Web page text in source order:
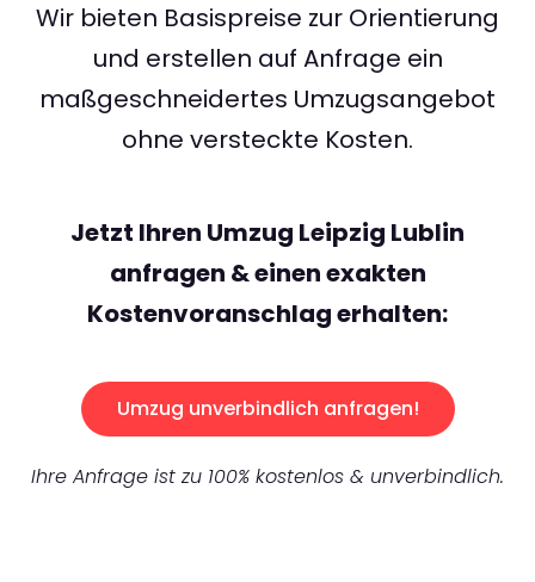
Wir bieten Basispreise zur Orientierung
und erstellen auf Anfrage ein
maßgeschneidertes Umzugsangebot
ohne versteckte Kosten.
Jetzt Ihren Umzug Leipzig Lublin
anfragen & einen exakten
Kostenvoranschlag erhalten:
Umzug unverbindlich anfragen!
Ihre Anfrage ist zu 100% kostenlos & unverbindlich.